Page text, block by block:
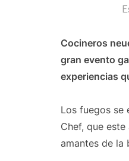
Cocineros
gran evento
experiencias
Los fuegos se
Chef, que
amantes de la